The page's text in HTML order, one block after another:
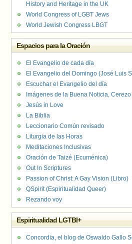
History and Heritage in the UK
World Congress of LGBT Jews
World Jewish Congress LBGT
Espacios para la Oración
El Evangelio de cada día
El Evangelio del Domingo (José Luis
Escuchar el Evangelio del día
Imágenes de la Buena Noticia,
Jesús in Love
La Biblia
Leccionario Común revisado
Liturgia de las Horas
Meditaciones Inclusivas
Oración de Taizé (Ecuménica)
Out In Scriptures
Passion of Christ: A Gay Vision (Libro)
QSpirit (Espiritualidad Queer)
Rezando voy
Espiritualidad LGTBI+
Concordia, el blog de Oswaldo Gallo